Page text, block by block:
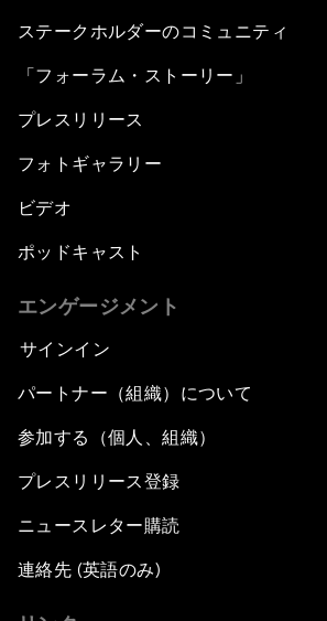
ステークホルダーのコミュニティ
「フォーラム・ストーリー」
プレスリリース
フォトギャラリー
ビデオ
ポッドキャスト
エンゲージメント
サインイン
パートナー（組織）について
参加する（個人、組織）
プレスリリース登録
ニュースレター購読
連絡先 (英語のみ)